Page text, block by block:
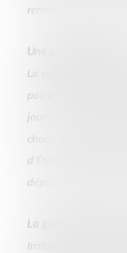
retraite à taux plein
Une procédure
La rupture ne peut
parties, formalisé
jours. L'agent peut
choix, un droit
d'État. L'indemnité
dépasser deux
La grande
Instaurée à titre